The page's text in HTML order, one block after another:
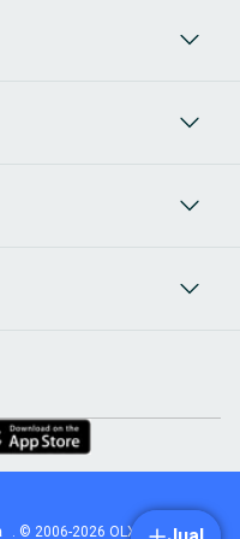
bekas dengan kondisi
dan fungsionalitas mobil
jok dan karpet, hingga
amplifier, subwoofer,
dalam kabin
dari OLX! Temukan
dari filter oli, kampas rem,
dan ban mobilterbaik di
dan desain velg, serta
. © 2006-2026 OLX